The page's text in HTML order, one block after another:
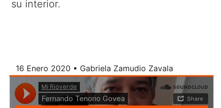
su interior.
16 Enero 2020 • Gabriela Zamudio Zavala